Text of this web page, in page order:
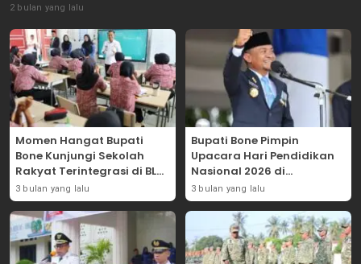
2 bulan yang lalu
Momen Hangat Bupati
Bone Kunjungi Sekolah
Rakyat Terintegrasi di BLK
Bajoe
3 bulan yang lalu
Bupati Bone Pimpin
Upacara Hari Pendidikan
Nasional 2026 di
Lapangan Merdeka
3 bulan yang lalu